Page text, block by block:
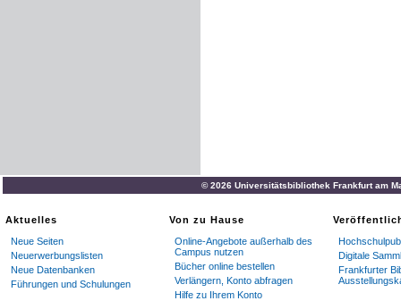
© 2026 Universitätsbibliothek Frankfurt am
Aktuelles
Neue Seiten
Neuerwerbungslisten
Neue Datenbanken
Führungen und Schulungen
Von zu Hause
Online-Angebote außerhalb des
Campus nutzen
Bücher online bestellen
Verlängern, Konto abfragen
Hilfe zu Ihrem Konto
Digitale
Frankfurter